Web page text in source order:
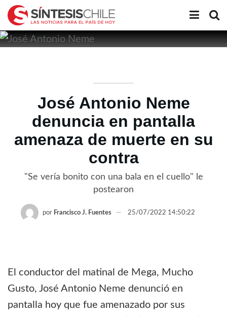
José Antonio Neme
denuncia en pantalla
amenaza de muerte en su
contra
"Se vería bonito con una bala en el cuello" le
postearon
por Francisco J. Fuentes 25/07/2022 14:50:22
El conductor del matinal de Mega, Mucho
Gusto, José Antonio Neme denunció en
pantalla hoy que fue amenazado por sus